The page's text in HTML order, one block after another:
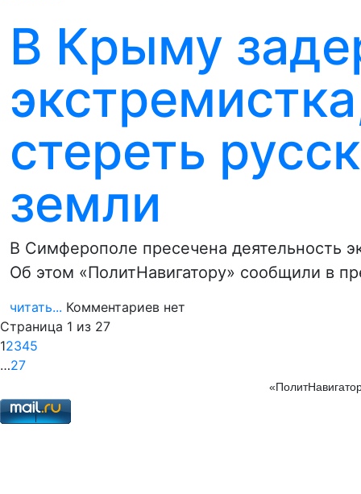
В Крыму
стереть
земли
В Симферополе пресечена деятельность
Об этом «ПолитНавигатору» сообщили в
читать... Комментариев нет
Страница 1 из 27
12345
…27